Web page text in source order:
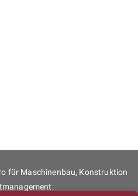
für Maschinenbau, Konstruktion
.